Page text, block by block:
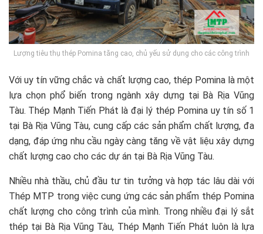
Lượng tiêu thụ thép Pomina tăng cao, chủ yếu sử dụng cho các công trình
Với uy tín vững chắc và chất lượng cao, thép Pomina là một
lựa chọn phổ biến trong ngành xây dựng tại Bà Rịa Vũng
Tàu. Thép Mạnh Tiến Phát là đại lý thép Pomina uy tín số 1
tại Bà Rịa Vũng Tàu, cung cấp các sản phẩm chất lượng, đa
dạng, đáp ứng nhu cầu ngày càng tăng về vật liệu xây dựng
chất lượng cao cho các dự án tại Bà Rịa Vũng Tàu.
Nhiều nhà thầu, chủ đầu tư tin tưởng và hợp tác lâu dài với
Thép MTP trong việc cung ứng các sản phẩm thép Pomina
chất lượng cho công trình của mình. Trong nhiều đại lý sắt
thép tại Bà Rịa Vũng Tàu, Thép Mạnh Tiến Phát luôn là lựa